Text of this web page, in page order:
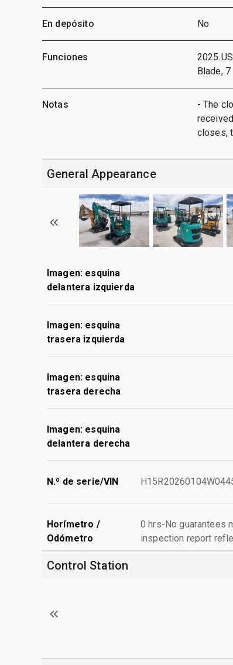
En depósito No
Funciones
2025
Blade,
Notas
- The
closes,
General Appearance
Imagen: esquina
delantera izquierda
Imagen: esquina
trasera izquierda
Imagen: esquina
trasera derecha
Imagen: esquina
delantera derecha
N.º de serie/VIN
Horímetro /
Odómetro
0 hrs-No guarantees
inspection report
Control Station